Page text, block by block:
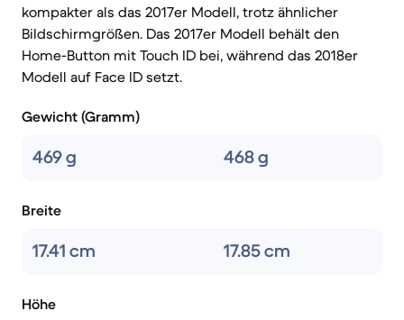
kompakter als das 2017er Modell, trotz ähnlicher
Bildschirmgrößen. Das 2017er Modell behält den
Home-Button mit Touch ID bei, während das 2018er
Modell auf Face ID setzt.
Gewicht (Gramm)
469 g 468 g
Breite
17.41 cm 17.85 cm
Höhe